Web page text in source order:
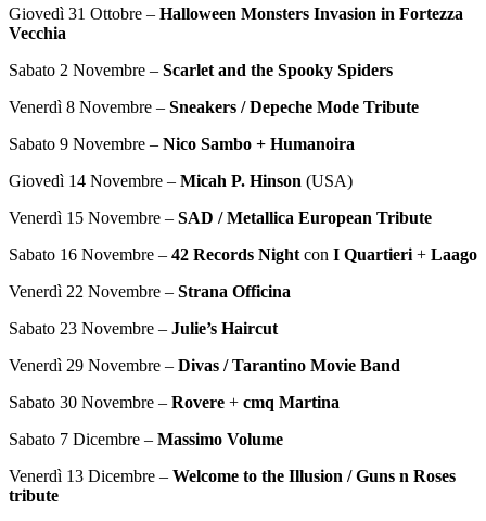
Giovedì 31 Ottobre – Halloween Monsters Invasion in Fortezza
Vecchia
Sabato 2 Novembre – Scarlet and the Spooky Spiders
Venerdì 8 Novembre – Sneakers / Depeche Mode Tribute
Sabato 9 Novembre – Nico Sambo + Humanoira
Giovedì 14 Novembre – Micah P. Hinson (USA)
Venerdì 15 Novembre – SAD / Metallica European Tribute
Sabato 16 Novembre – 42 Records Night con I Quartieri + Laago
Venerdì 22 Novembre – Strana Officina
Sabato 23 Novembre – Julie’s Haircut
Venerdì 29 Novembre – Divas / Tarantino Movie Band
Sabato 30 Novembre – Rovere + cmq Martina
Sabato 7 Dicembre – Massimo Volume
Venerdì 13 Dicembre – Welcome to the Illusion / Guns n Roses
tribute